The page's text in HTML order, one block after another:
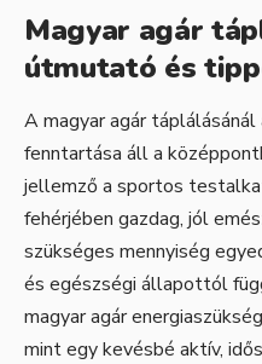
Magyar agár
útmutató és
A magyar agár
fenntartása áll a
jellemző a sportos
fehérjében gazdag, jól
szükséges mennyiség
és egészségi állapottól
magyar agár
mint egy kevésbé aktív,